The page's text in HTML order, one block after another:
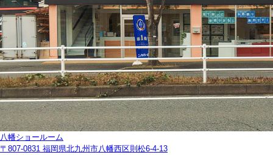
八幡ショールーム
〒807-0831 福岡県北九州市八幡西区則松6-4-13